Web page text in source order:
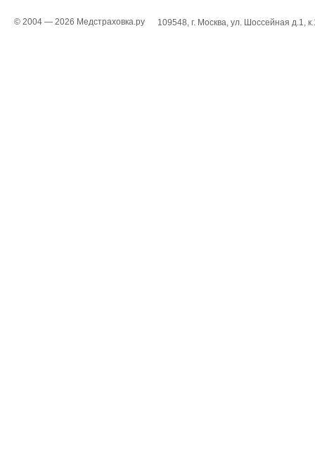
© 2004 — 2026 Медстраховка.ру 109548, г. Москва, ул. Шоссейная д.1,